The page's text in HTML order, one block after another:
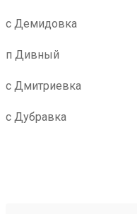
с Демидовка
п Дивный
с Дмитриевка
с Дубравка